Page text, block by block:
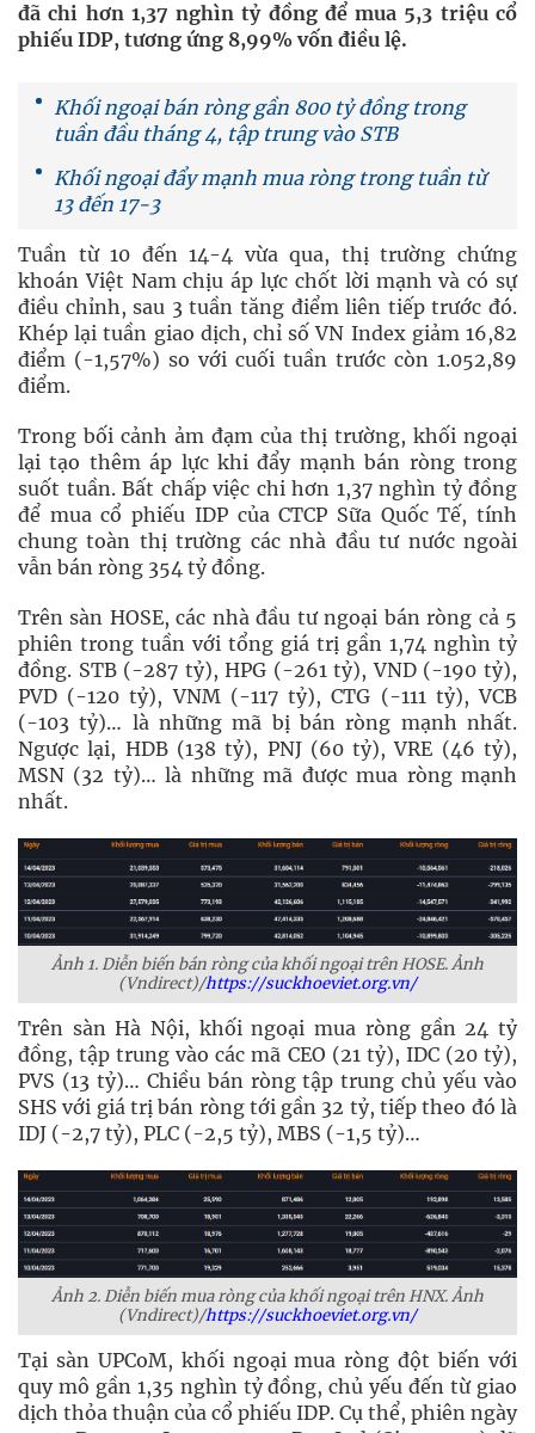
đã chi hơn 1,37 nghìn tỷ đồng để mua 5,3 triệu cổ
phiếu IDP, tương ứng 8,99% vốn điều lệ.
Khối ngoại bán ròng gần 800 tỷ đồng trong
tuần đầu tháng 4, tập trung vào STB
Khối ngoại đẩy mạnh mua ròng trong tuần từ
13 đến 17-3
Tuần từ 10 đến 14-4 vừa qua, thị trường chứng
khoán Việt Nam chịu áp lực chốt lời mạnh và có sự
điều chỉnh, sau 3 tuần tăng điểm liên tiếp trước đó.
Khép lại tuần giao dịch, chỉ số VN Index giảm 16,82
điểm (-1,57%) so với cuối tuần trước còn 1.052,89
điểm.
Trong bối cảnh ảm đạm của thị trường, khối ngoại
lại tạo thêm áp lực khi đẩy mạnh bán ròng trong
suốt tuần. Bất chấp việc chi hơn 1,37 nghìn tỷ đồng
để mua cổ phiếu IDP của CTCP Sữa Quốc Tế, tính
chung toàn thị trường các nhà đầu tư nước ngoài
vẫn bán ròng 354 tỷ đồng.
Trên sàn HOSE, các nhà đầu tư ngoại bán ròng cả 5
phiên trong tuần với tổng giá trị gần 1,74 nghìn tỷ
đồng. STB (-287 tỷ), HPG (-261 tỷ), VND (-190 tỷ),
PVD (-120 tỷ), VNM (-117 tỷ), CTG (-111 tỷ), VCB
(-103 tỷ)… là những mã bị bán ròng mạnh nhất.
Ngược lại, HDB (138 tỷ), PNJ (60 tỷ), VRE (46 tỷ),
MSN (32 tỷ)… là những mã được mua ròng mạnh
nhất.
Ảnh 1. Diễn biến bán ròng của khối ngoại trên HOSE. Ảnh
(Vndirect)/https://suckhoeviet.org.vn/
Trên sàn Hà Nội, khối ngoại mua ròng gần 24 tỷ
đồng, tập trung vào các mã CEO (21 tỷ), IDC (20 tỷ),
PVS (13 tỷ)… Chiều bán ròng tập trung chủ yếu vào
SHS với giá trị bán ròng tới gần 32 tỷ, tiếp theo đó là
IDJ (-2,7 tỷ), PLC (-2,5 tỷ), MBS (-1,5 tỷ)…
Ảnh 2. Diễn biến mua ròng của khối ngoại trên HNX. Ảnh
(Vndirect)/https://suckhoeviet.org.vn/
Tại sàn UPCoM, khối ngoại mua ròng đột biến với
quy mô gần 1,35 nghìn tỷ đồng, chủ yếu đến từ giao
dịch thỏa thuận của cổ phiếu IDP. Cụ thể, phiên ngày